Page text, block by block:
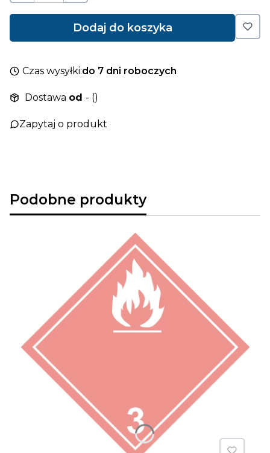
Dodaj do koszyka
Czas wysyłki:do 7 dni roboczych
Dostawa od - ()
Zapytaj o produkt
Podobne produkty